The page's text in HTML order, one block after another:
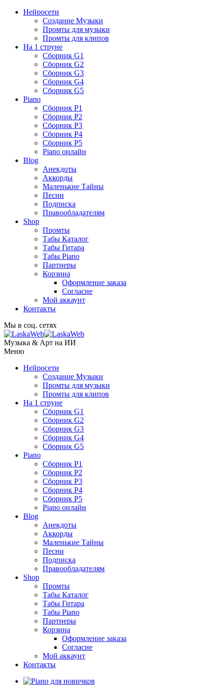
Нейросети
Создание Музыки
Промты для музыки
Промты для клипов
На 1 струне
Сборник G1
Сборник G2
Сборник G3
Сборник G4
Сборник G5
Piano
Сборник P1
Сборник P2
Сборник P3
Сборник P4
Сборник P5
Piano онлайн
Blog
Анекдоты
Аккорды
Маленькие Тайны
Песни
Подписка
Правообладателям
Shop
Промты
Табы Каталог
Табы Гитара
Табы Piano
Партнеры
Корзина
Оформление заказа
Согласие
Мой аккаунт
Контакты
Мы в соц. сетях
Музыка & Арт на ИИ
Меню
Нейросети
Создание Музыки
Промты для музыки
Промты для клипов
На 1 струне
Сборник G1
Сборник G2
Сборник G3
Сборник G4
Сборник G5
Piano
Сборник P1
Сборник P2
Сборник P3
Сборник P4
Сборник P5
Piano онлайн
Blog
Анекдоты
Аккорды
Маленькие Тайны
Песни
Подписка
Правообладателям
Shop
Промты
Табы Каталог
Табы Гитара
Табы Piano
Партнеры
Корзина
Оформление заказа
Согласие
Мой аккаунт
Контакты